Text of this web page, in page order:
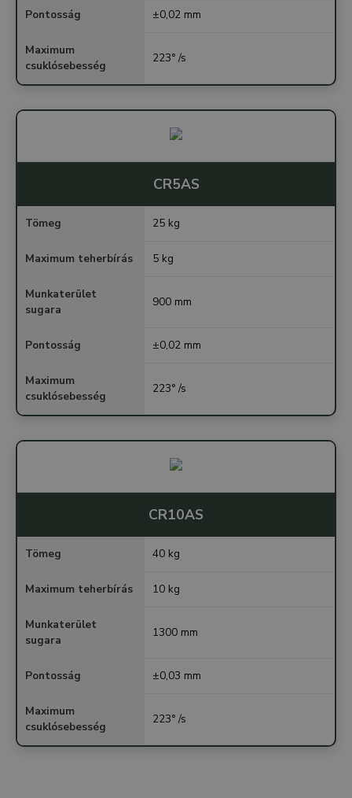
Pontosság ±0,02 mm
Maximum
csuklósebesség
223° /s
CR5AS
Tömeg 25 kg
Maximum teherbírás 5 kg
Munkaterület
sugara
900 mm
Pontosság ±0,02 mm
Maximum
csuklósebesség
223° /s
CR10AS
Tömeg 40 kg
Maximum teherbírás 10 kg
Munkaterület
sugara
1300 mm
Pontosság ±0,03 mm
Maximum
csuklósebesség
223° /s